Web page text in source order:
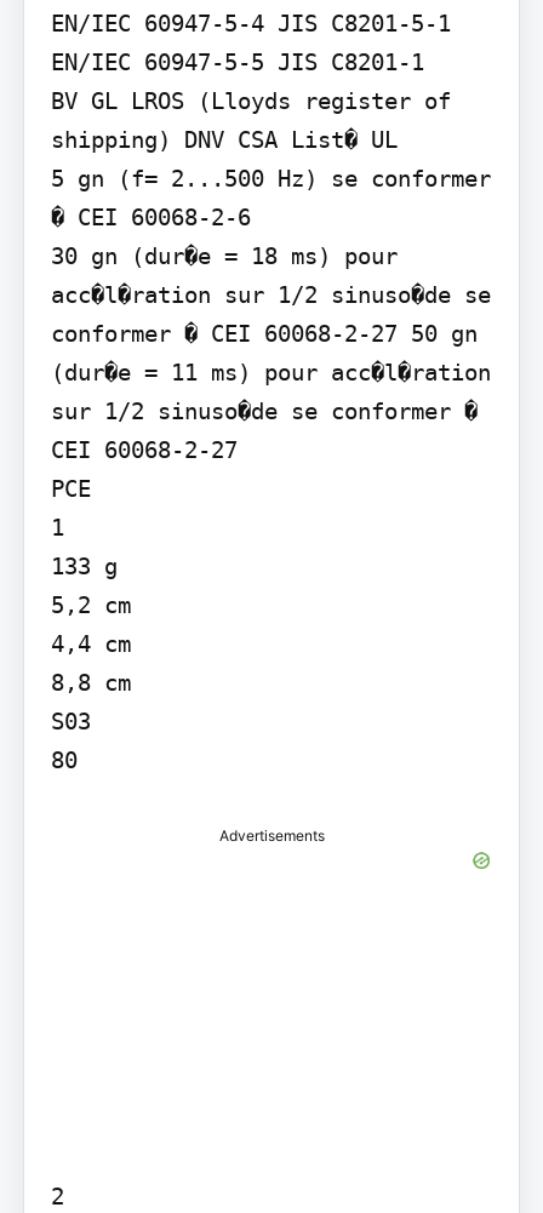
EN/IEC 60947-5-4 JIS C8201-5-1
EN/IEC 60947-5-5 JIS C8201-1
BV GL LROS (Lloyds register of
shipping) DNV CSA List� UL
5 gn (f= 2...500 Hz) se conformer
� CEI 60068-2-6
30 gn (dur�e = 18 ms) pour
acc�l�ration sur 1/2 sinuso�de se
conformer � CEI 60068-2-27 50 gn
(dur�e = 11 ms) pour acc�l�ration
sur 1/2 sinuso�de se conformer �
CEI 60068-2-27
PCE
1
133 g
5,2 cm
4,4 cm
8,8 cm
S03
80
Advertisements
2